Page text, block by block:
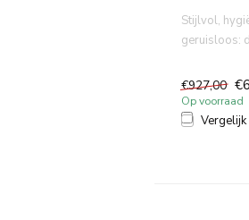
Stijlvol,
geruisloos:
€927,00
Op voorraad
Vergelijk